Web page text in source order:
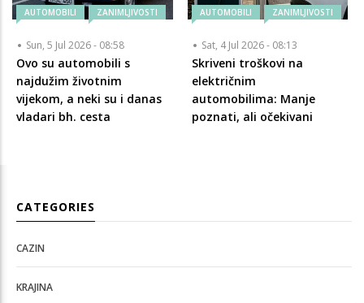
AUTOMOBILI ZANIMLJIVOSTI
Sun, 5 Jul 2026 - 08:58
Ovo su automobili s
najdužim životnim
vijekom, a neki su i danas
vladari bh. cesta
AUTOMOBILI ZANIMLJIVOSTI
Sat, 4 Jul 2026 - 08:13
Skriveni troškovi na
električnim
automobilima: Manje
poznati, ali očekivani
CATEGORIES
CAZIN
KRAJINA